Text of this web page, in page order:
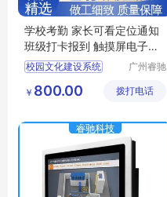
学校考勤 家长可看定位通知
班级打卡报到 触摸屏电子班
牌 睿驰
校园文化建设系统
教务系统管理
班级互动展示平台
广州睿驰
公司
￥ 800.00 拨打电话